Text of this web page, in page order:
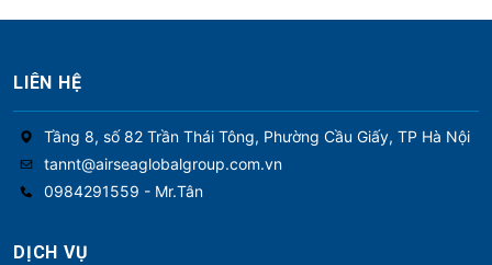
LIÊN HỆ
Tầng 8, số 82 Trần Thái Tông, Phường Cầu Giấy, TP Hà Nội
tannt@airseaglobalgroup.com.vn
0984291559 - Mr.Tân
DỊCH VỤ